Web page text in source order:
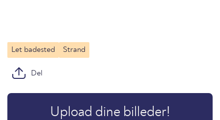
Let badested Strand
Del
Upload dine billeder!